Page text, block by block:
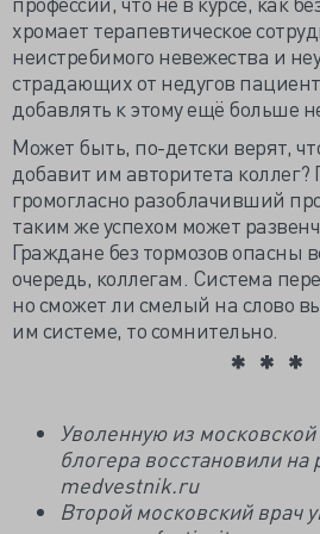
хромает терапевтическое
неистребимого невежества и
страдающих от недугов
добавлять к этому ещё больше
Может быть, по-детски верят,
добавит им авторитета коллег?
громогласно разоблачивший
таким же успехом может
Граждане без тормозов опасны
очередь, коллегам. Система
но сможет ли смелый на слово
им системе, то сомнительно.
Уволенную из
блогера восстановили на
medvestnik.ru
Второй московский врач